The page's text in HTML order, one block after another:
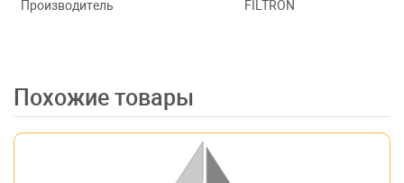
Производитель FILTRON
Похожие товары